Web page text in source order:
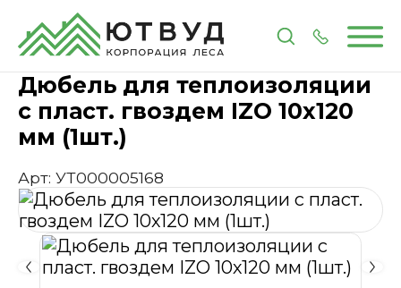
ГлавнаяКаталогМетизы и крепеж Дюбель
Дюбель для теплоизоляции
с пласт. гвоздем IZO 10х120
мм (1шт.)
Арт: УТ000005168